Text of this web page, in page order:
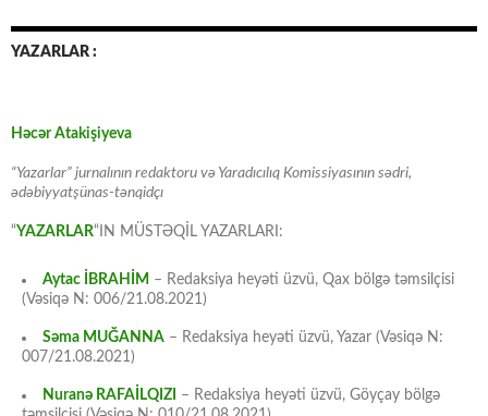
YAZARLAR :
Həcər Atakişiyeva
“Yazarlar” jurnalının redaktoru və Yaradıcılıq Komissiyasının sədri,
ədəbiyyatşünas-tənqidçı
“YAZARLAR“IN MÜSTƏQİL YAZARLARI:
Aytac İBRAHİM – Redaksiya heyəti üzvü, Qax bölgə təmsilçisi
(Vəsiqə N: 006/21.08.2021)
Səma MUĞANNA – Redaksiya heyəti üzvü, Yazar (Vəsiqə N:
007/21.08.2021)
Nuranə RAFAİLQIZI
– Redaksiya heyəti üzvü, Göyçay bölgə